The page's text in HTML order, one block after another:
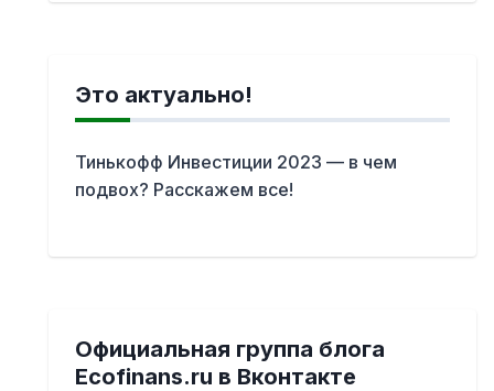
Это актуально!
Тинькофф Инвестиции 2023 — в чем
подвох? Расскажем все!
Официальная группа блога
Ecofinans.ru в Вконтакте